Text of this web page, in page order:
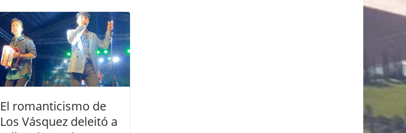
El romanticismo de
Los Vásquez deleitó a